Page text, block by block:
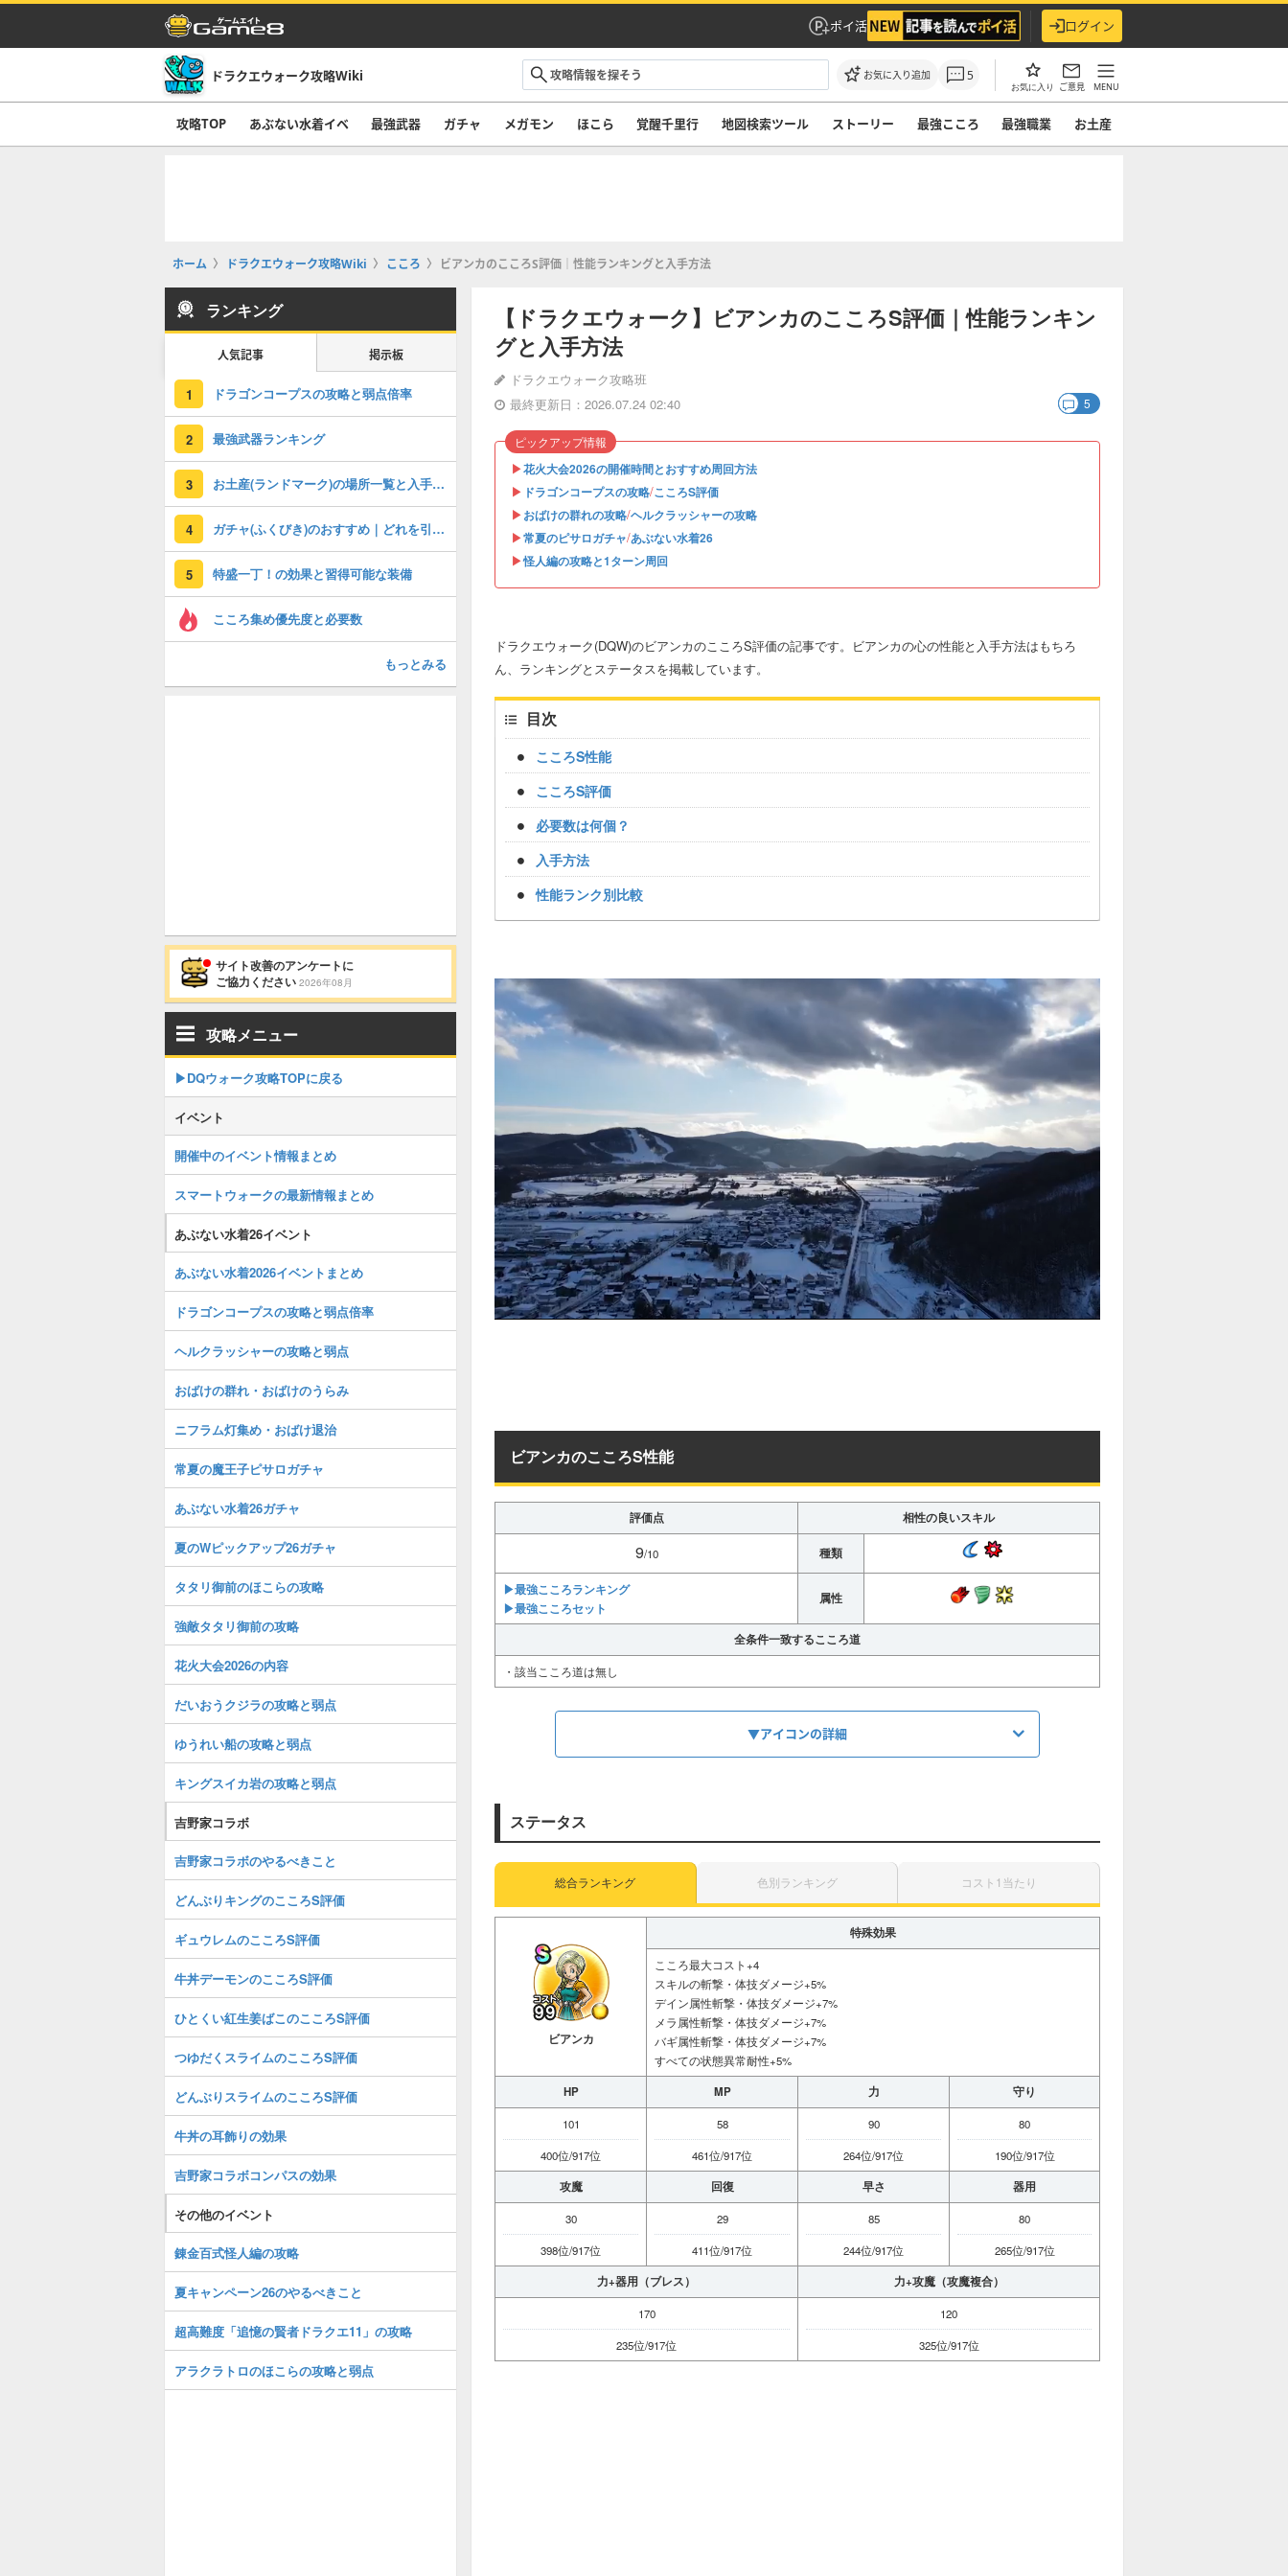
ポイ活 ログイン
ドラクエウォーク攻略Wiki お気に入り追加 5
お気に入り ご意見 MENU
攻略TOP あぶない水着イベ 最強武器 ガチャ メガモン ほこら 覚醒千里行 地図検索ツール ストーリー 最強こころ 最強職業 お土産
ホーム ドラクエウォーク攻略Wiki こころ ビアンカのこころS評価｜性能ランキングと入手方法
【ドラクエウォーク】ビアンカのこころS評価｜性能ランキン
グと入手方法
ドラクエウォーク攻略班
最終更新日：2026.07.24 02:40
5
▶︎花火大会2026の開催時間とおすすめ周回方法
▶︎ ドラゴンコープスの攻略/こころS評価
▶︎おばけの群れの攻略/ヘルクラッシャーの攻略
▶︎常夏のピサロガチャ/あぶない水着26
▶︎怪人編の攻略と1ターン周回
ピックアップ情報
ドラクエウォーク(DQW)のビアンカのこころS評価の記事です。ビアンカの心の性能と入手方法はもちろ
ん、ランキングとステータスを掲載しています。
目次
こころS性能
こころS評価
必要数は何個？
入手方法
性能ランク別比較
ビアンカのこころS性能
評価点 相性の良いスキル
9/10 種類
▶︎最強こころランキング
▶︎最強こころセット
属性
全条件一致するこころ道
・該当こころ道は無し
▼アイコンの詳細
種類 攻魔斬撃 攻魔体技
回復呪文 回復特技
属性
無属性 メラ ヒャド
ドルマ
ステータス
総合ランキング 色別ランキング コスト1当たり
ビアンカ
特殊効果
こころ最大コスト+4
スキルの斬撃・体技ダメージ+5%
デイン属性斬撃・体技ダメージ+7%
メラ属性斬撃・体技ダメージ+7%
バギ属性斬撃・体技ダメージ+7%
すべての状態異常耐性+5%
HP MP 力 守り
101
400位/917位
58
461位/917位
90
264位/917位
80
190位/917位
攻魔 回復 早さ 器用
30
398位/917位
29
411位/917位
85
244位/917位
80
265位/917位
力+器用（ブレス） 力+攻魔（攻魔複合）
170
235位/917位
120
325位/917位
ランキング
人気記事 掲示板
1 ドラゴンコープスの攻略と弱点倍率
2 最強武器ランキング
3 お土産(ランドマーク)の場所一覧と入手方法・シーズン2対応
4 ガチャ(ふくびき)のおすすめ｜どれを引くべき？
5 特盛一丁！の効果と習得可能な装備
こころ集め優先度と必要数
もっとみる
サイト改善のアンケートに
ご協力ください 2026年08月
攻略メニュー
▶︎DQウォーク攻略TOPに戻る
イベント
開催中のイベント情報まとめ
スマートウォークの最新情報まとめ
あぶない水着26イベント
あぶない水着2026イベントまとめ
ドラゴンコープスの攻略と弱点倍率
ヘルクラッシャーの攻略と弱点
おばけの群れ・おばけのうらみ
ニフラム灯集め・おばけ退治
常夏の魔王子ピサロガチャ
あぶない水着26ガチャ
夏のWピックアップ26ガチャ
タタリ御前のほこらの攻略
強敵タタリ御前の攻略
花火大会2026の内容
だいおうクジラの攻略と弱点
ゆうれい船の攻略と弱点
キングスイカ岩の攻略と弱点
吉野家コラボ
吉野家コラボのやるべきこと
どんぶりキングのこころS評価
ギュウレムのこころS評価
牛丼デーモンのこころS評価
ひとくい紅生姜ばこのこころS評価
つゆだくスライムのこころS評価
どんぶりスライムのこころS評価
牛丼の耳飾りの効果
吉野家コラボコンパスの効果
その他のイベント
錬金百式怪人編の攻略
夏キャンペーン26のやるべきこと
超高難度「追憶の賢者ドラクエ11」の攻略
アラクラトロのほこらの攻略と弱点